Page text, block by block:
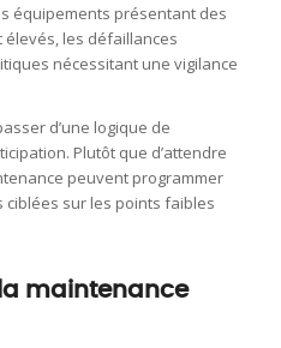
équipements présentant des
les défaillances
nécessitant une vigilance
d’une logique de
Plutôt que d’attendre
peuvent programmer
sur les points faibles
maintenance